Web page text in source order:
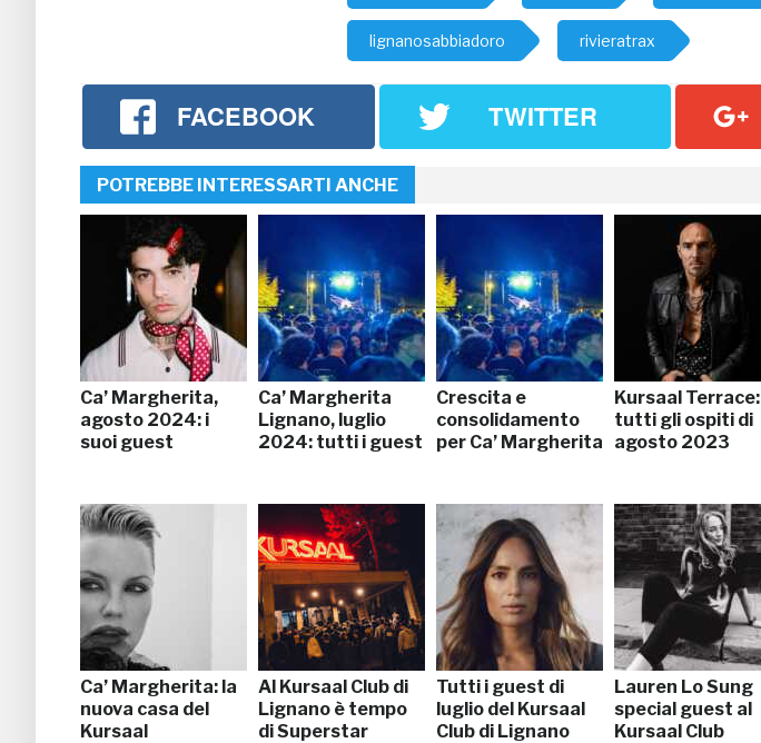
lignanosabbiadoro rivieratrax
FACEBOOK TWITTER
POTREBBE INTERESSARTI ANCHE
Ca’ Margherita,
agosto 2024: i
suoi guest
Ca’ Margherita
Lignano, luglio
2024: tutti i guest
Crescita e
consolidamento
per Ca’ Margherita
Kursaal Terrace:
tutti gli ospiti di
agosto 2023
Ca’ Margherita: la
nuova casa del
Kursaal
Al Kursaal Club di
Lignano è tempo
di Superstar
Tutti i guest di
luglio del Kursaal
Club di Lignano
Lauren Lo Sung
special guest al
Kursaal Club